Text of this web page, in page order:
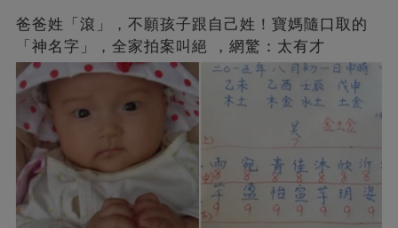
爸爸姓「滾」，不願孩子跟自己姓！寶媽隨口取的
「神名字」，全家拍案叫絕 ，網驚：太有才